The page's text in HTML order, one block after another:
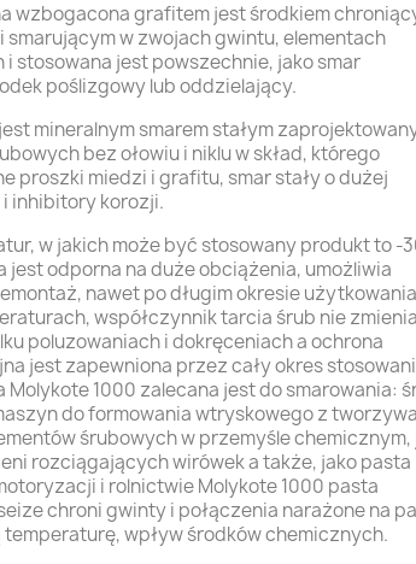
wzbogacona grafitem jest środkiem
smarującym w zwojach gwintu, elementach
stosowana jest powszechnie, jako smar
poślizgowy lub oddzielający.
mineralnym smarem stałym
bez ołowiu i niklu w skład, którego
proszki miedzi i grafitu, smar stały o dużej
inhibitory korozji.
w jakich może być stosowany produkt to -
jest odporna na duże obciążenia, umożliwia
nawet po długim okresie
współczynnik tarcia śrub nie zmienia
poluzowaniach i dokręceniach a ochrona
jest zapewniona przez cały okres
Molykote 1000 zalecana jest do smarowania:
do formowania wtryskowego z tworzywa
śrubowych w przemyśle chemicznym,
rozciągających wirówek a także, jako pasta
i rolnictwie Molykote 1000 pasta
chroni gwinty i połączenia narażone na
wpływ środków chemicznych.